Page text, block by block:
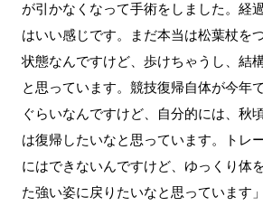
が引かなくなって手術をしました。経
はいい感じです。まだ本当は松葉杖を
状態なんですけど、歩けちゃうし、結
と思っています。競技復帰自体が今年
ぐらいなんですけど、自分的には、秋
は復帰したいなと思っています。トレ
にはできないんですけど、ゆっくり体
た強い姿に戻りたいなと思っています」